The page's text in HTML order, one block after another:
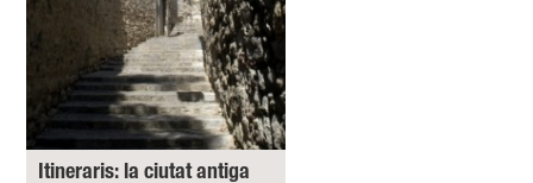
Itineraris: la ciutat antiga